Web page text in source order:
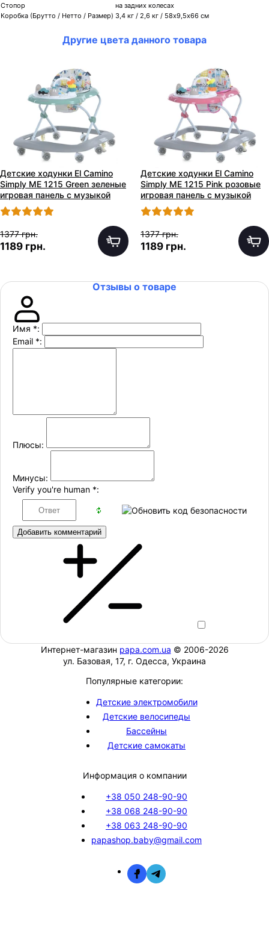
Стопор
на задних колесах
Коробка (Брутто / Нетто / Размер) 3,4 кг / 2,6 кг / 58х9,5х66 см
Другие цвета данного товара
Детские ходунки El Camino
Simply ME 1215 Green зеленые
игровая панель с музыкой
1377 грн.
1189 грн.
Детские ходунки El Camino
Simply ME 1215 Pink розовые
игровая панель с музыкой
1377 грн.
1189 грн.
Отзывы о товаре
Имя *:
Email *:
Плюсы:
Минусы:
Verify you're human *:
Добавить комментарий
Интернет-магазин papa.com.ua © 2006-2026
ул. Базовая, 17, г. Одесса, Украина
Популярные категории:
Детские электромобили
Детские велосипеды
Бассейны
Детские самокаты
Информация о компании
+38 050 248-90-90
+38 068 248-90-90
+38 063 248-90-90
papashop.baby@gmail.com